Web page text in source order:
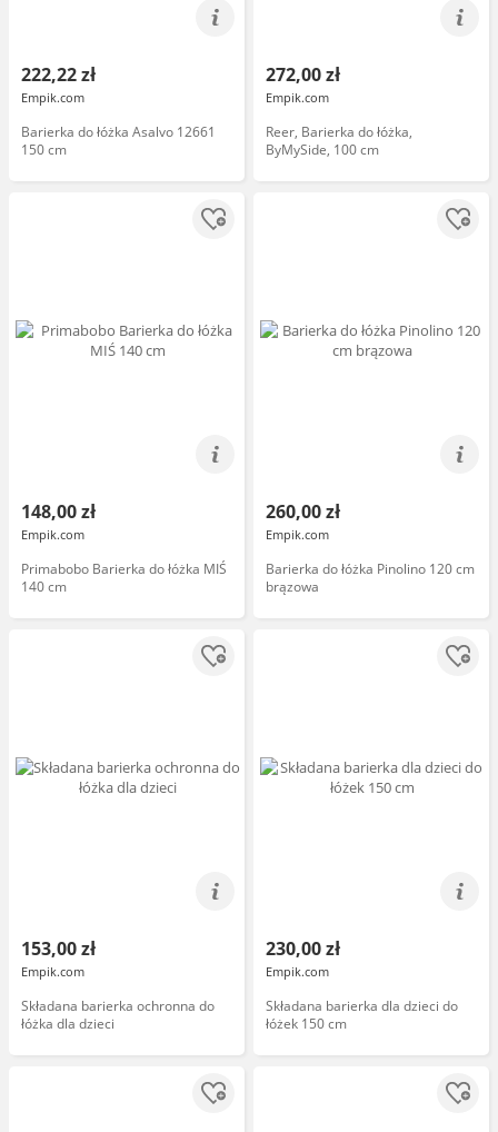
222,22 zł
Empik.com
Barierka do łóżka Asalvo 12661
150 cm
272,00 zł
Empik.com
Reer, Barierka do łóżka,
ByMySide, 100 cm
148,00 zł
Empik.com
Primabobo Barierka do łóżka MIŚ
140 cm
260,00 zł
Empik.com
Barierka do łóżka Pinolino 120 cm
brązowa
153,00 zł
Empik.com
Składana barierka ochronna do
łóżka dla dzieci
230,00 zł
Empik.com
Składana barierka dla dzieci do
łóżek 150 cm